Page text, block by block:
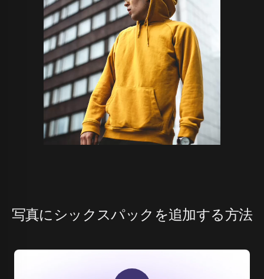
写真にシックスパックを追加する方法